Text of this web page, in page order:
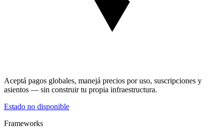
Aceptá pagos globales, manejá precios por uso, suscripciones y
asientos — sin construir tu propia infraestructura.
Estado no disponible
Frameworks